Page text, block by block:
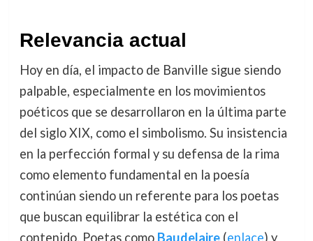
Relevancia actual
Hoy en día, el impacto de Banville sigue siendo
palpable, especialmente en los movimientos
poéticos que se desarrollaron en la última parte
del siglo XIX, como el simbolismo. Su insistencia
en la perfección formal y su defensa de la rima
como elemento fundamental en la poesía
continúan siendo un referente para los poetas
que buscan equilibrar la estética con el
contenido. Poetas como Baudelaire(enlace) y